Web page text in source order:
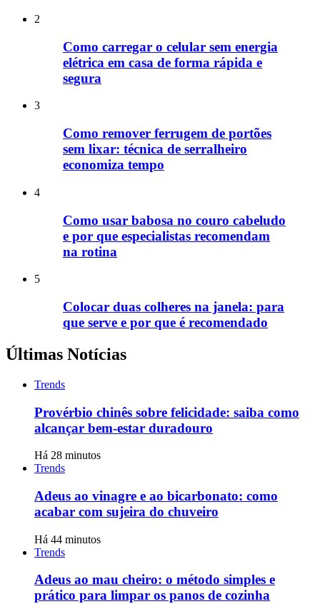
2
Como carregar o celular sem energia
elétrica em casa de forma rápida e
segura
3
Como remover ferrugem de portões
sem lixar: técnica de serralheiro
economiza tempo
4
Como usar babosa no couro cabeludo
e por que especialistas recomendam
na rotina
5
Colocar duas colheres na janela: para
que serve e por que é recomendado
Últimas Notícias
Trends
Provérbio chinês sobre felicidade: saiba como
alcançar bem-estar duradouro
Há 28 minutos
Trends
Adeus ao vinagre e ao bicarbonato: como
acabar com sujeira do chuveiro
Há 44 minutos
Trends
Adeus ao mau cheiro: o método simples e
prático para limpar os panos de cozinha